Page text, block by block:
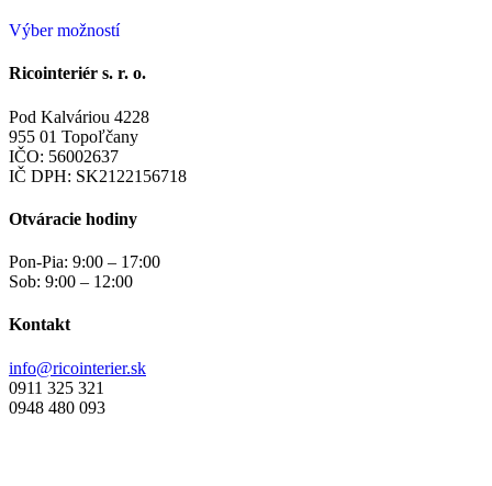
vybrať
stránke
bola:
€1.014,75.
Výber možnostíprodukt
viacero
Možnosti
si
môžete
vybrať
produktu.
Ricointeriér s. r. o.
Pod Kalváriou 4228
955 01 Topoľčany
IČO: 56002637
IČ DPH: SK2122156718
Otváracie hodiny
Pon-Pia: 9:00 – 17:00
Sob: 9:00 – 12:00
Kontakt
info@ricointerier.sk
0911 325 321
0948 480 093